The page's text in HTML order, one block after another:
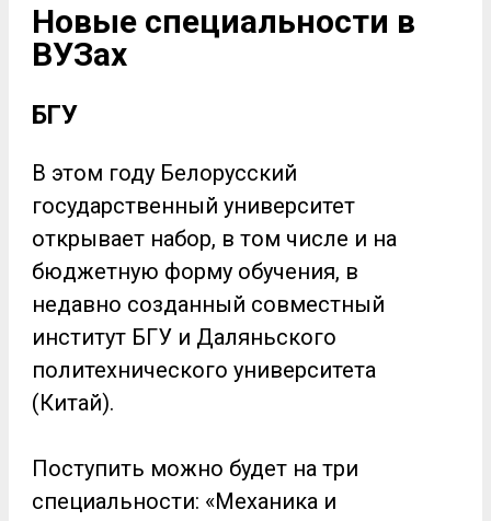
Новые специальности в
ВУЗах
БГУ
В этом году Белорусский
государственный университет
открывает набор, в том числе и на
бюджетную форму обучения, в
недавно созданный совместный
институт БГУ и Даляньского
политехнического университета
(Китай).
Поступить можно будет на три
специальности: «Механика и